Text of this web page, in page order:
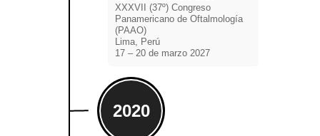
XXXVII (37º) Congreso
Panamericano de Oftalmología
(PAAO)
Lima, Perú
17 – 20 de marzo 2027
2020